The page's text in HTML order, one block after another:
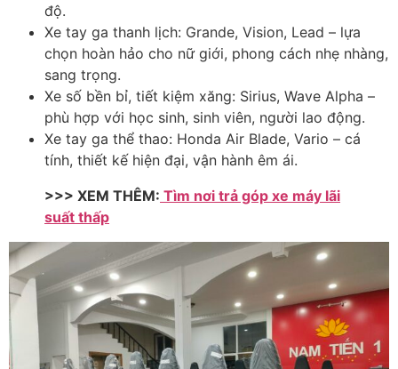
độ.
Xe tay ga thanh lịch: Grande, Vision, Lead – lựa
chọn hoàn hảo cho nữ giới, phong cách nhẹ nhàng,
sang trọng.
Xe số bền bỉ, tiết kiệm xăng: Sirius, Wave Alpha –
phù hợp với học sinh, sinh viên, người lao động.
Xe tay ga thể thao: Honda Air Blade, Vario – cá
tính, thiết kế hiện đại, vận hành êm ái.
>>> XEM THÊM: Tìm nơi trả góp xe máy lãi
suất thấp